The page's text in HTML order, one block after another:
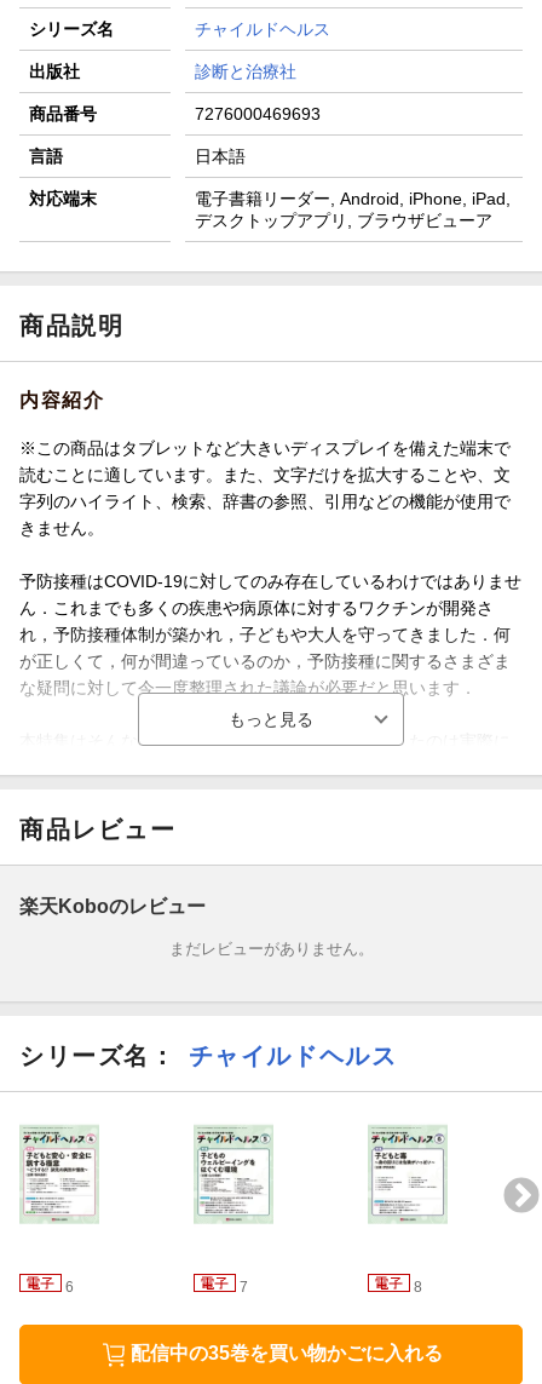
シリーズ名 チャイルドヘルス
出版社 診断と治療社
商品番号 7276000469693
言語 日本語
対応端末
電子書籍リーダー, Android, iPhone, iPad,
デスクトップアプリ, ブラウザビューア
商品説明
内容紹介
※この商品はタブレットなど大きいディスプレイを備えた端末で
読むことに適しています。また、文字だけを拡大することや、文
字列のハイライト、検索、辞書の参照、引用などの機能が使用で
きません。
予防接種はCOVID-19に対してのみ存在しているわけではありませ
ん．これまでも多くの疾患や病原体に対するワクチンが開発さ
れ，予防接種体制が築かれ，子どもや大人を守ってきました．何
が正しくて，何が間違っているのか，予防接種に関するさまざま
な疑問に対して今一度整理された議論が必要だと思います．
本特集はそんな思いを持ち，企画しました．執筆したのは実際に
商品レビュー
楽天Koboのレビュー
まだレビューがありません。
シリーズ名： チャイルドヘルス
6 7 8
配信中の35巻を買い物かごに入れる